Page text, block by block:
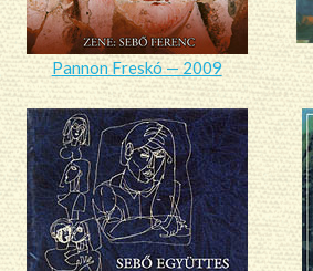
Pannon Freskó — 2009